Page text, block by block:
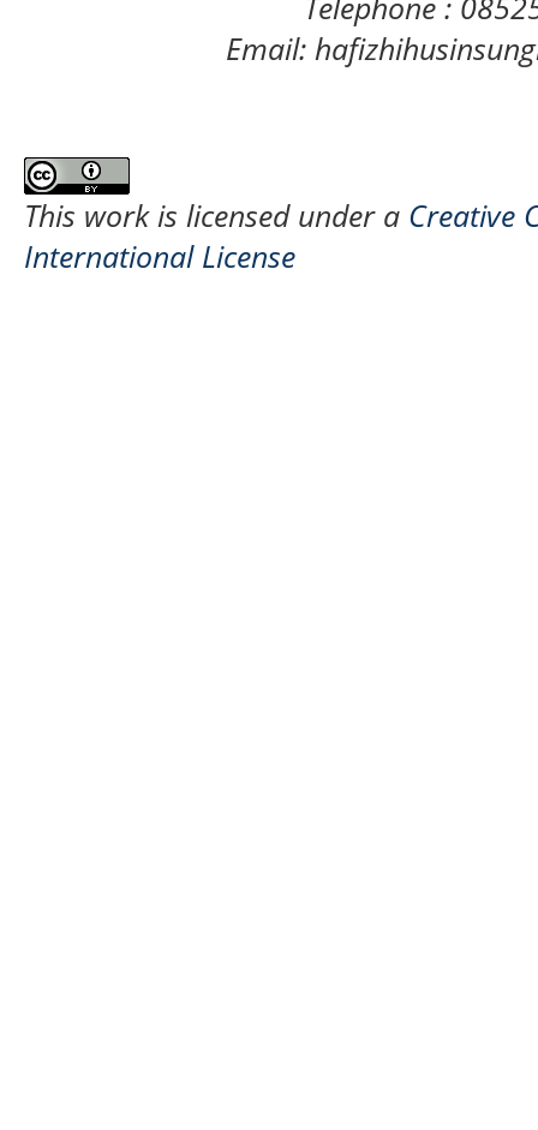
Email:
This work is licensed under a Creative
International License